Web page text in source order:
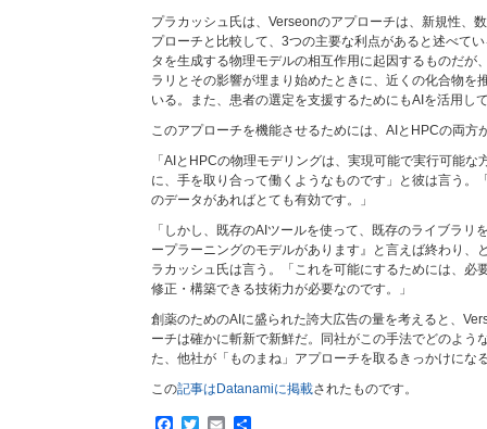
プラカッシュ氏は、Verseonのアプローチは、新規性、
プローチと比較して、3つの主要な利点があると述べて
タを生成する物理モデルの相互作用に起因するものだが
ラリとその影響が埋まり始めたときに、近くの化合物を
いる。また、患者の選定を支援するためにもAIを活用し
このアプローチを機能させるためには、AIとHPCの両方
「AIとHPCの物理モデリングは、実現可能で実行可能な
に、手を取り合って働くようなものです」と彼は言う。
のデータがあればとても有効です。」
「しかし、既存のAIツールを使って、既存のライブラリ
ープラーニングのモデルがあります』と言えば終わり、
ラカッシュ氏は言う。「これを可能にするためには、必
修正・構築できる技術力が必要なのです。」
創薬のためのAIに盛られた誇大広告の量を考えると、
ーチは確かに斬新で新鮮だ。同社がこの手法でどのよう
た、他社が「ものまね」アプローチを取るきっかけにな
この記事はDatanamiに掲載されたものです。
Facebook
TwitterEmail
共